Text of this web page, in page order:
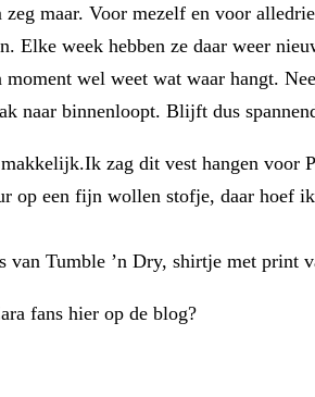
maar. Voor mezelf en voor
Elke week hebben ze daar weer
wel weet wat waar hangt.
naar binnenloopt. Blijft dus
zag dit vest hangen
op een fijn wollen stofje, daar hoef
van Tumble ’n Dry, shirtje met print
fans hier op de blog?